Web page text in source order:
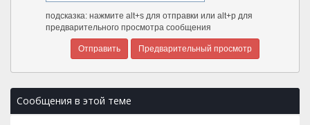
подсказка: нажмите alt+s для отправки или alt+p для
предварительного просмотра сообщения
Сообщения в этой теме